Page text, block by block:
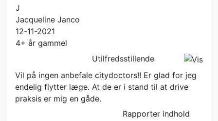
J
Jacqueline Janco
12-11-2021
4+ år gammel
Utilfredsstillende
Vil på ingen anbefale citydoctors!! Er glad for jeg
endelig flytter læge. At de er i stand til at drive
praksis er mig en gåde.
Rapporter indhold